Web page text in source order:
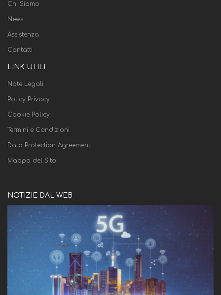
Chi Siamo
News
Assistenza
Contatti
LINK UTILI
Note Legali
Policy Privacy
Cookie Policy
Termini e Condizioni
Data Protection Agreement
Mappa del Sito
NOTIZIE DAL WEB